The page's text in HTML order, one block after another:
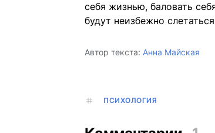
себя жизнью, баловать
будут неизбежно
Автор текста: Анна Майская
ПСИХОЛОГИЯ